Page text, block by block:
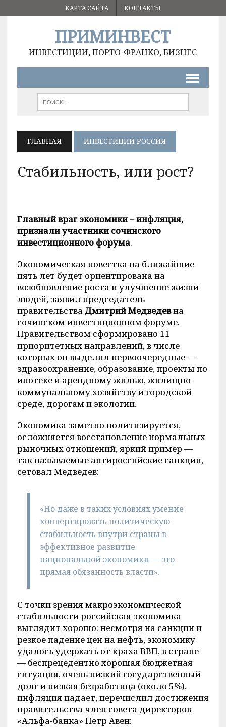
КАРТА САЙТА КОНТАКТЫ
ПРИМИНВЕСТ
ИНВЕСТИЦИИ, ПОРТО-ФРАНКО, БИЗНЕС
ГЛАВНАЯ ИНВЕСТИЦИИ РОССИЯ
Стабильность, или рост?
Главный враг экономики – инфляция,
признали участники сочинского
инвестиционного форума.
Экономическая повестка на ближайшие
пять лет будет ориентирована на
возобновление роста и улучшение жизни
людей, заявил председатель
правительства Дмитрий Медведевна
сочинском инвестиционном форуме.
Правительством сформировано 11
приоритетных направлений, в числе
которых он выделил первоочередные —
здравоохранение, образование, проекты по
ипотеке и арендному жилью, жилищно-
коммунальному хозяйству и городской
среде, дорогам и экологии.
Экономика заметно политизируется,
осложняется восстановление нормальных
рыночных отношений, яркий пример —
так называемые антироссийские санкции,
сетовал Медведев:
«Но даже в таких условиях умение
конвертировать политическую
стабильность внутри страны в
эффективное развитие
национальной экономики — это
прямая обязанность власти».
С точки зрения макроэкономической
стабильности российская экономика
выглядит хорошо: несмотря на санкции и
резкое падение цен на нефть, экономику
удалось удержать от краха ВВП, в стране
— беспрецедентно хорошая бюджетная
ситуация, очень низкий государственный
долг и низкая безработица (около 5%),
инфляция падает, перечислил достижения
правительства член совета директоров
«Альфа-банка» Петр Авен: